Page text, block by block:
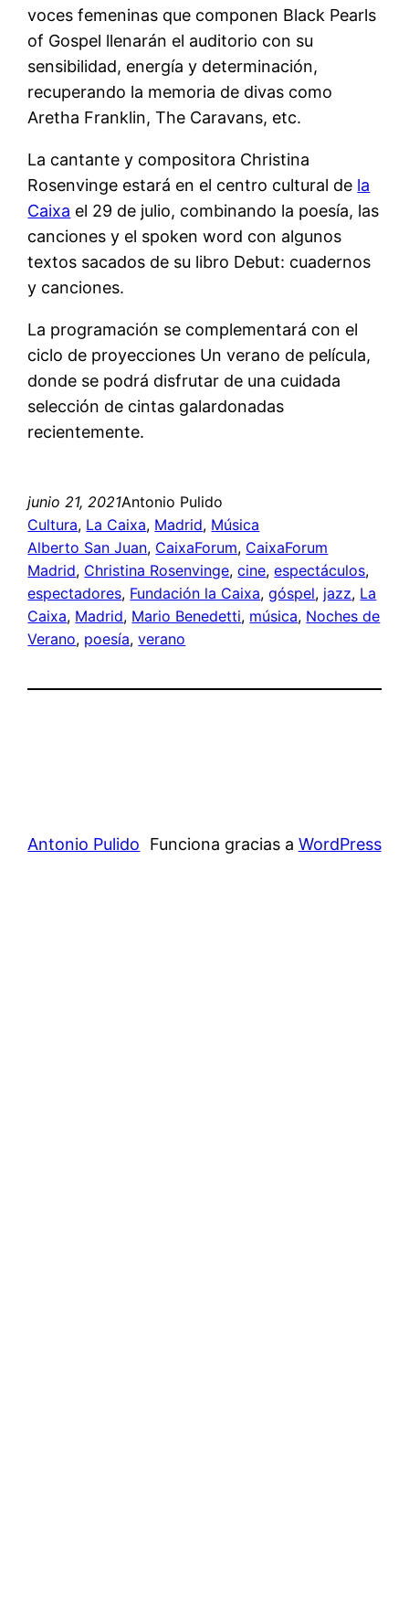
voces femeninas que componen Black Pearls
of Gospel llenarán el auditorio con su
sensibilidad, energía y determinación,
recuperando la memoria de divas como
Aretha Franklin, The Caravans, etc.
La cantante y compositora Christina
Rosenvinge estará en el centro cultural de la
Caixa el 29 de julio, combinando la poesía, las
canciones y el spoken word con algunos
textos sacados de su libro Debut: cuadernos
y canciones.
La programación se complementará con el
ciclo de proyecciones Un verano de película,
donde se podrá disfrutar de una cuidada
selección de cintas galardonadas
recientemente.
junio 21, 2021Antonio Pulido
Cultura, La Caixa, Madrid, Música
Alberto San Juan, CaixaForum, CaixaForum
Madrid, Christina Rosenvinge, cine, espectáculos
espectadores, Fundación la Caixa, góspel, jazz, La
Caixa, Madrid, Mario Benedetti, música, Noches de
Verano, poesía, verano
Antonio Pulido Funciona gracias a WordPress